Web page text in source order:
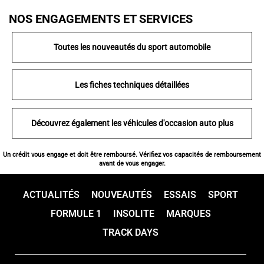
NOS ENGAGEMENTS ET SERVICES
Toutes les nouveautés du sport automobile
Les fiches techniques détaillées
Découvrez également les véhicules d'occasion auto plus
Un crédit vous engage et doit être remboursé. Vérifiez vos capacités de remboursement
avant de vous engager.
ACTUALITÉS NOUVEAUTÉS ESSAIS
SPORT
FORMULE 1
INSOLITE
MARQUES
TRACK DAYS